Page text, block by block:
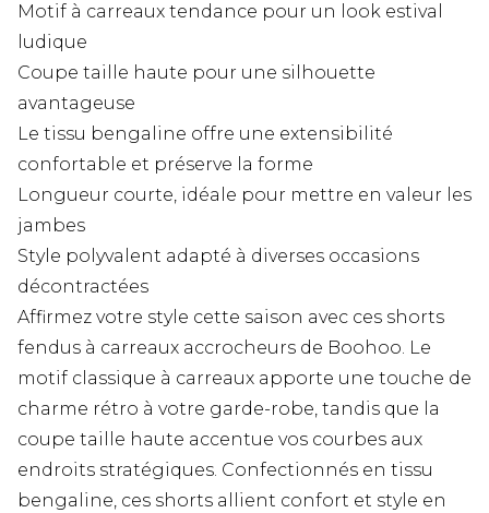
Motif à carreaux tendance pour un look estival
ludique
Coupe taille haute pour une silhouette
avantageuse
Le tissu bengaline offre une extensibilité
confortable et préserve la forme
Longueur courte, idéale pour mettre en valeur les
jambes
Style polyvalent adapté à diverses occasions
décontractées
Affirmez votre style cette saison avec ces shorts
fendus à carreaux accrocheurs de Boohoo. Le
motif classique à carreaux apporte une touche de
charme rétro à votre garde-robe, tandis que la
coupe taille haute accentue vos courbes aux
endroits stratégiques. Confectionnés en tissu
bengaline, ces shorts allient confort et style en